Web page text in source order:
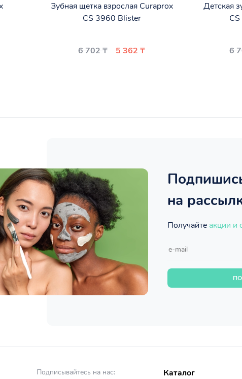
Зубная щетка взрослая Curaprox
CS 3960 Blister
6 702 ₸ 5 362 ₸
Детская
6
на
Получайте акции и
Подписывайтесь на нас: Каталог